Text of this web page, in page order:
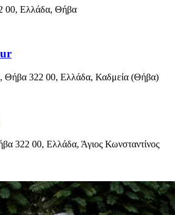
00, Ελλάδα, Θήβα
Θήβα 322 00, Ελλάδα, Καδμεία (Θήβα)
322 00, Ελλάδα, Άγιος Κωνσταντίνος